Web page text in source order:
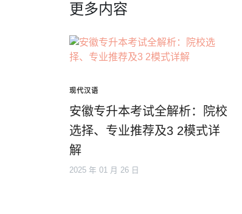
更多内容
现代汉语
安徽专升本考试全解析：院校
选择、专业推荐及3 2模式详
解
2025 年 01 月 26 日